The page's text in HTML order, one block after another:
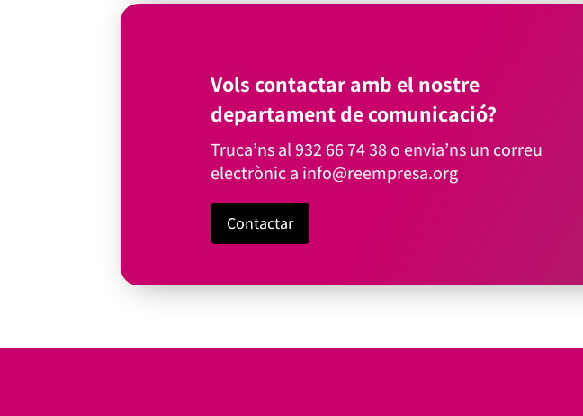
Vols contactar amb el nostre
departament de comunicació?
Truca’ns al932 66 74 38o envia’ns un correu
electrònic a info@reempresa.org
Contactar